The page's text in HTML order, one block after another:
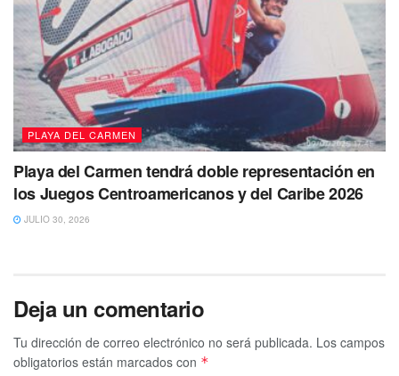
PLAYA DEL CARMEN
Playa del Carmen tendrá doble representación en
los Juegos Centroamericanos y del Caribe 2026
JULIO 30, 2026
Deja un comentario
Tu dirección de correo electrónico no será publicada. Los campos
obligatorios están marcados con *